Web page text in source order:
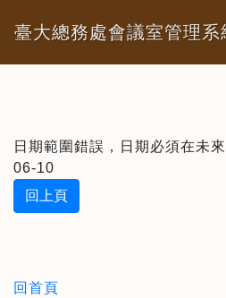
臺大總務處會議室管理系
日期範圍錯誤，日期必須在未
06-10
回上頁
回首頁